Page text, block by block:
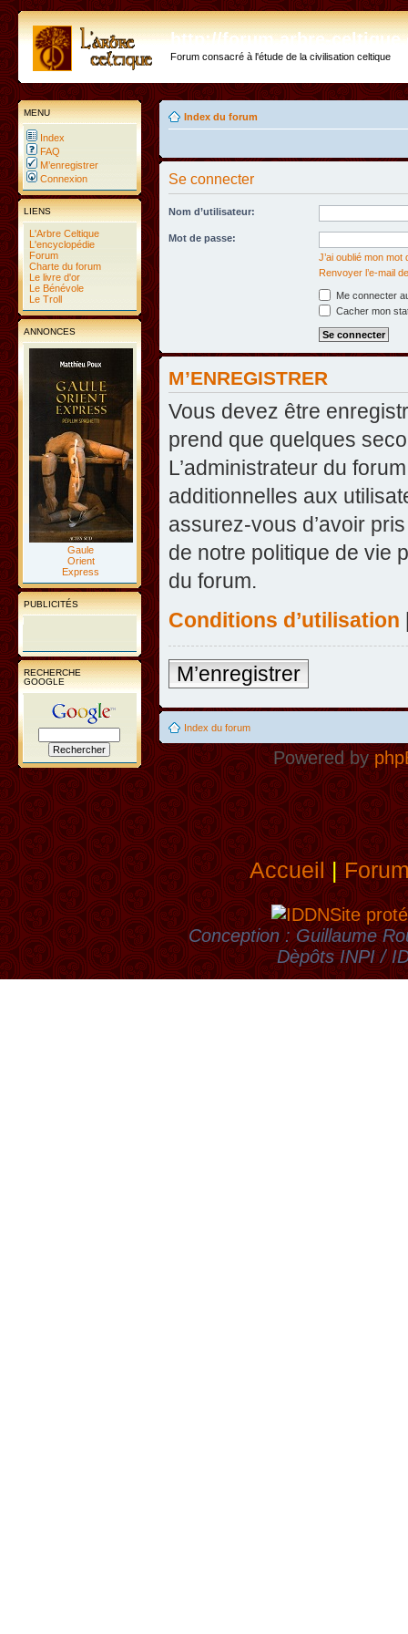
http://forum.arbre-
Forum consacré à l'étude de la civilisation celtique
MENU
Index
FAQ
M’enregistrer
Connexion
LIENS
L'Arbre Celtique
L'encyclopédie
Forum
Charte du forum
Le livre d'or
Le Bénévole
Le Troll
ANNONCES
Gaule
Orient
Express
PUBLICITÉS
RECHERCHE
GOOGLE
Index du forum
Se connecter
Nom d’utilisateur:
Mot de passe:
J’ai oublié mon mot
Renvoyer l’e-mail
Me connecter
Cacher mon
M’ENREGISTRER
Vous devez être
prend que quelques
L’administrateur du
additionnelles aux
assurez-vous d’avoir
de notre politique de vie
du forum.
Conditions d’utilisation
M’enregistrer
Index du forum
Powered by
Accueil|
Site
Conception : Guillaume
Dèpôts INPI /